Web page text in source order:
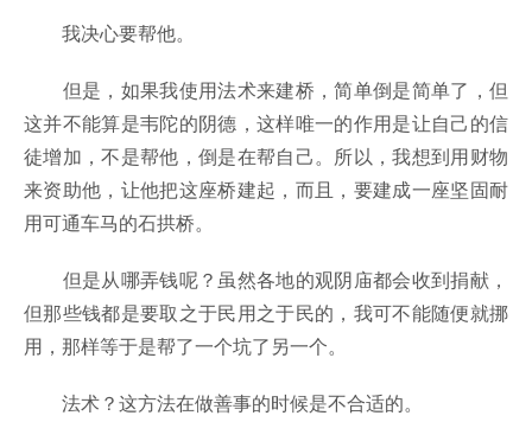
我决心要帮他。
但是，如果我使用法术来建桥，简单倒是简单了，但
这并不能算是韦陀的阴德，这样唯一的作用是让自己的信
徒增加，不是帮他，倒是在帮自己。所以，我想到用财物
来资助他，让他把这座桥建起，而且，要建成一座坚固耐
用可通车马的石拱桥。
但是从哪弄钱呢？虽然各地的观阴庙都会收到捐献，
但那些钱都是要取之于民用之于民的，我可不能随便就挪
用，那样等于是帮了一个坑了另一个。
法术？这方法在做善事的时候是不合适的。